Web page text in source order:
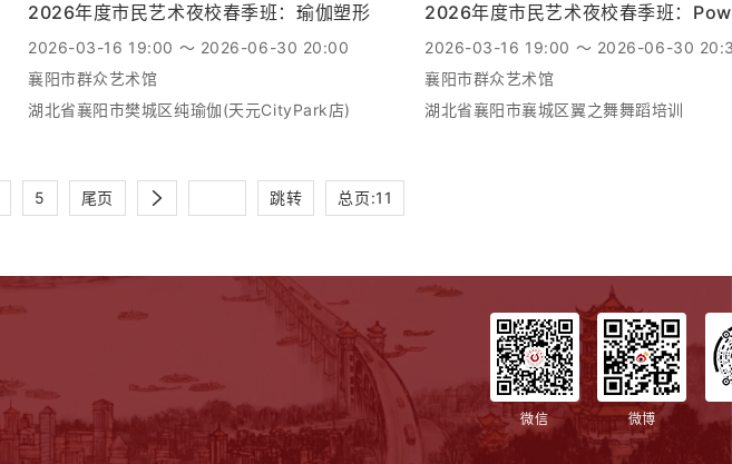
2026年度市民艺术夜校春季班：瑜伽塑形
2026-03-16 19:00 ～ 2026-06-30 20:00
襄阳市群众艺术馆
湖北省襄阳市樊城区纯瑜伽(天元CityPark店)
2026年度市民艺术夜校春季班：
2026-03-16 19:00 ～ 2026-06-30
襄阳市群众艺术馆
湖北省襄阳市襄城区翼之舞舞蹈培训
5 尾页 跳转 总页:11
微信 微博